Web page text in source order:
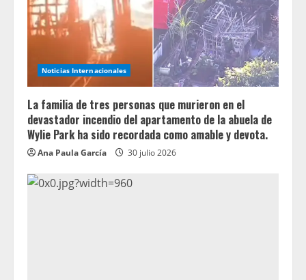
Noticias Internacionales
La familia de tres personas que murieron en el
devastador incendio del apartamento de la abuela de
Wylie Park ha sido recordada como amable y devota.
Ana Paula García 30 julio 2026